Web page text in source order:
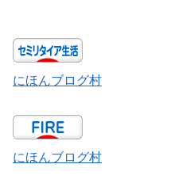
にほんブログ村
にほんブログ村